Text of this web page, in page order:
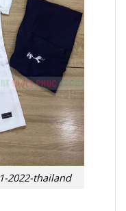
2022-thailand